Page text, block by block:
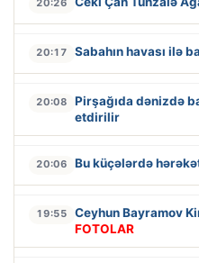
20:26
20:17 Sabahın havası ilə
20:08
Pirşağıda dənizdə
etdirilir
20:06 Bu küçələrdə
19:55 Ceyhun Bayramov
FOTOLAR